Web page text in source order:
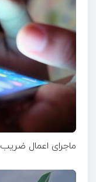
ماجرای اعمال ضریب ۲.۷ برای اینترنت بین‌الملل چیست؟